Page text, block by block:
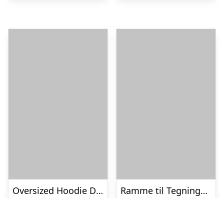
Oversized Hoodie Deluxe – Snug Rug
Ramme til Tegninger A4 – Lil Davinci